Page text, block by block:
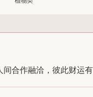
合作融洽，彼此财运